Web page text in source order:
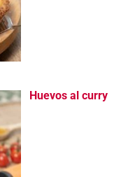
Huevos al curry